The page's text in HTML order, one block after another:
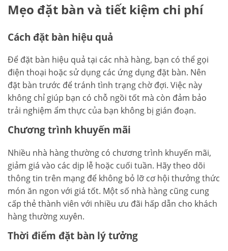
Mẹo đặt bàn và tiết kiệm chi phí
Cách đặt bàn hiệu quả
Để đặt bàn hiệu quả tại các nhà hàng, bạn có thể gọi
điện thoại hoặc sử dụng các ứng dụng đặt bàn. Nên
đặt bàn trước để tránh tình trạng chờ đợi. Việc này
không chỉ giúp bạn có chỗ ngồi tốt mà còn đảm bảo
trải nghiệm ẩm thực của bạn không bị gián đoạn.
Chương trình khuyến mãi
Nhiều nhà hàng thường có chương trình khuyến mãi,
giảm giá vào các dịp lễ hoặc cuối tuần. Hãy theo dõi
thông tin trên mạng để không bỏ lỡ cơ hội thưởng thức
món ăn ngon với giá tốt. Một số nhà hàng cũng cung
cấp thẻ thành viên với nhiều ưu đãi hấp dẫn cho khách
hàng thường xuyên.
Thời điểm đặt bàn lý tưởng